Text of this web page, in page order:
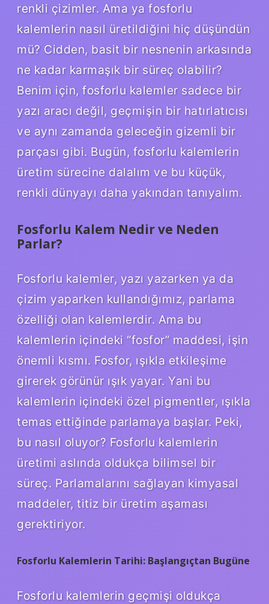
renkli çizimler. Ama ya fosforlu
kalemlerin nasıl üretildiğini hiç düşündün
mü? Cidden, basit bir nesnenin arkasında
ne kadar karmaşık bir süreç olabilir?
Benim için, fosforlu kalemler sadece bir
yazı aracı değil, geçmişin bir hatırlatıcısı
ve aynı zamanda geleceğin gizemli bir
parçası gibi. Bugün, fosforlu kalemlerin
üretim sürecine dalalım ve bu küçük,
renkli dünyayı daha yakından tanıyalım.
Fosforlu Kalem Nedir ve Neden
Parlar?
Fosforlu kalemler, yazı yazarken ya da
çizim yaparken kullandığımız, parlama
özelliği olan kalemlerdir. Ama bu
kalemlerin içindeki “fosfor” maddesi, işin
önemli kısmı. Fosfor, ışıkla etkileşime
girerek görünür ışık yayar. Yani bu
kalemlerin içindeki özel pigmentler, ışıkla
temas ettiğinde parlamaya başlar. Peki,
bu nasıl oluyor? Fosforlu kalemlerin
üretimi aslında oldukça bilimsel bir
süreç. Parlamalarını sağlayan kimyasal
maddeler, titiz bir üretim aşaması
gerektiriyor.
Fosforlu Kalemlerin Tarihi: Başlangıçtan Bugüne
Fosforlu kalemlerin geçmişi oldukça